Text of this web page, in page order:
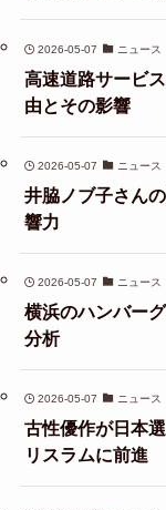
2026-05-07 ニュース
高速道路サービ
由とその影響
2026-05-07 ニュース
井脇ノブ子さん
響力
2026-05-07 ニュース
横浜のハンバー
分析
2026-05-07 ニュース
古性優作が日本
リスラムに前進